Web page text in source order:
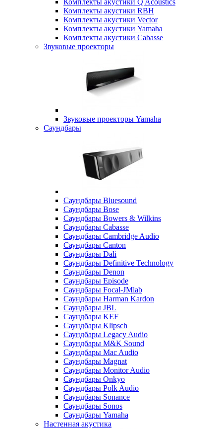
Комплекты акустики Q Acoustics
Комплекты акустики RBH
Комплекты акустики Vector
Комплекты акустики Yamaha
Комплекты акустики Сabasse
Звуковые проекторы
Звуковые проекторы Yamaha
Саундбары
Саундбары Bluesound
Саундбары Bose
Саундбары Bowers & Wilkins
Саундбары Cabasse
Саундбары Cambridge Audio
Саундбары Canton
Саундбары Dali
Саундбары Definitive Technology
Саундбары Denon
Саундбары Episode
Саундбары Focal-JMlab
Саундбары Harman Kardon
Саундбары JBL
Саундбары KEF
Саундбары Klipsch
Саундбары Legacy Audio
Саундбары M&K Sound
Саундбары Mac Audio
Саундбары Magnat
Саундбары Monitor Audio
Саундбары Onkyo
Саундбары Polk Audio
Саундбары Sonance
Саундбары Sonos
Саундбары Yamaha
Настенная акустика